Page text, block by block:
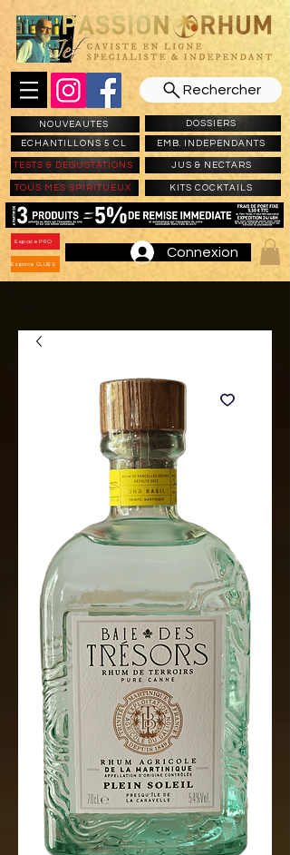
Rechercher
NOUVEAUTES
ECHANTILLONS 5 CL
DOSSIERS
EMB. INDEPENDANTS
TESTS & DEGUSTATIONS JUS & NECTARS
TOUS MES SPIRITUEUX KITS COCKTAILS
Espace PRO
Espace CLUBS
Connexion